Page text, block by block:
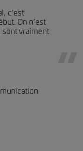
c’est
On n’est
sont vraiment